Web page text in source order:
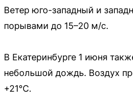
Ветер юго-западный и
порывами до 15–20 м/с.
В Екатеринбурге 1 июня
небольшой дождь. Воздух
+21°C.